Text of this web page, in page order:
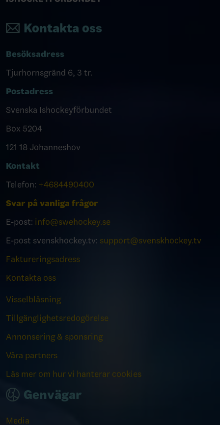
Kontakta oss
Besöksadress
Tjurhornsgränd 6, 3 tr.
Postadress
Svenska Ishockeyförbundet
Box 5204
121 18 Johanneshov
Kontakt
Telefon: +4684490400
Svar på vanliga frågor
E-post: info@swehockey.se
E-post svenskhockey.tv: support@svenskhockey.tv
Faktureringsadress
Kontakta oss
Visselblåsning
Tillgänglighetsredogörelse
Annonsering & sponsring
Våra partners
Läs mer om hur vi hanterar cookies
Genvägar
Media